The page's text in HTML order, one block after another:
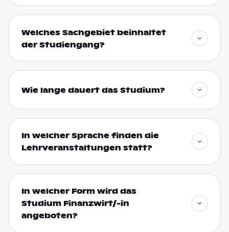
Welches Sachgebiet beinhaltet
der Studiengang?
Wie lange dauert das Studium?
In welcher Sprache finden die
Lehrveranstaltungen statt?
In welcher Form wird das
Studium Finanzwirt/-in
angeboten?